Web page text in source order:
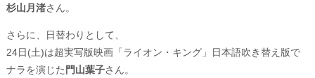
杉山月渚さん。
さらに、日替わりとして、
24日(土)は超実写版映画「ライオン・キング」日本語吹き替え版で
ナラを演じた 門山葉子さん。